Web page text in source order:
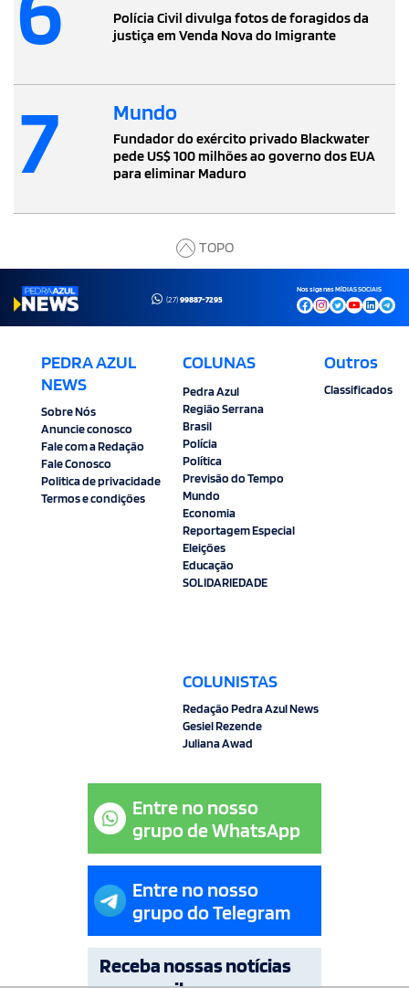
Polícia Civil divulga fotos de foragidos da
justiça em Venda Nova do Imigrante
7 Mundo
Fundador do exército privado Blackwater
pede US$ 100 milhões ao governo dos EUA
para eliminar Maduro
TOPO
(27)99887-7295
Nos siga nas MÍDIAS SOCIAIS
PEDRA AZUL
NEWS
Sobre Nós
Anuncie conosco
Fale com a Redação
Fale Conosco
Politica de privacidade
Termos e condições
COLUNAS
Pedra Azul
Região Serrana
Brasil
Polícia
Política
Previsão do Tempo
Mundo
Economia
Reportagem Especial
Eleições
Educação
SOLIDARIEDADE
COLUNISTAS
Redação Pedra Azul News
Gesiel Rezende
Juliana Awad
Outros
Classificados
Entre no nosso
grupo de WhatsApp
Entre no nosso
grupo do Telegram
Receba nossas notícias